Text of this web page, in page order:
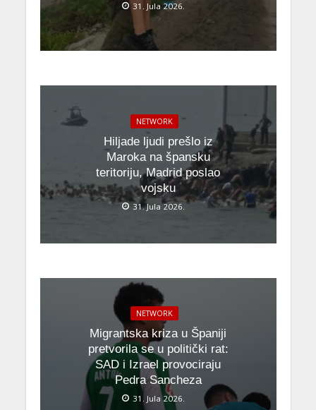
31. Jula 2026.
NETWORK
Hiljade ljudi prešlo iz
Maroka na špansku
teritoriju, Madrid poslao
vojsku
31. Jula 2026.
NETWORK
Migrantska kriza u Španiji
pretvorila se u politički rat:
SAD i Izrael provociraju
Pedra Sancheza
31. Jula 2026.